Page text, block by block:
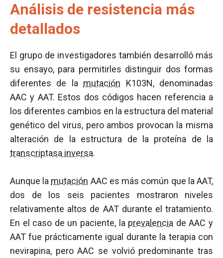
Análisis de resistencia más
detallados
El grupo de investigadores también desarrolló más
su ensayo, para permitirles distinguir dos formas
diferentes de la mutación K103N, denominadas
AAC y AAT. Estos dos códigos hacen referencia a
los diferentes cambios en la estructura del material
genético del virus, pero ambos provocan la misma
alteración de la estructura de la proteína de la
transcriptasa inversa.
Aunque la mutación AAC es más común que la AAT,
dos de los seis pacientes mostraron niveles
relativamente altos de AAT durante el tratamiento.
En el caso de un paciente, la prevalencia de AAC y
AAT fue prácticamente igual durante la terapia con
nevirapina, pero AAC se volvió predominante tras